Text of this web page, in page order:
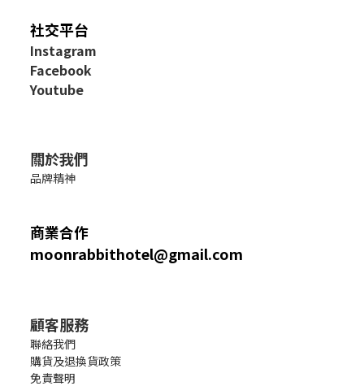
社交平台
Instagram
Facebook
Youtube
關於我們
品牌精神
商業合作
moonrabbithotel@gmail.com
顧客服務
聯絡我們
購貨及退換貨政策
免責聲明